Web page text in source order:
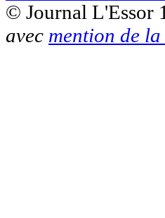
© Journal
avec mention de la